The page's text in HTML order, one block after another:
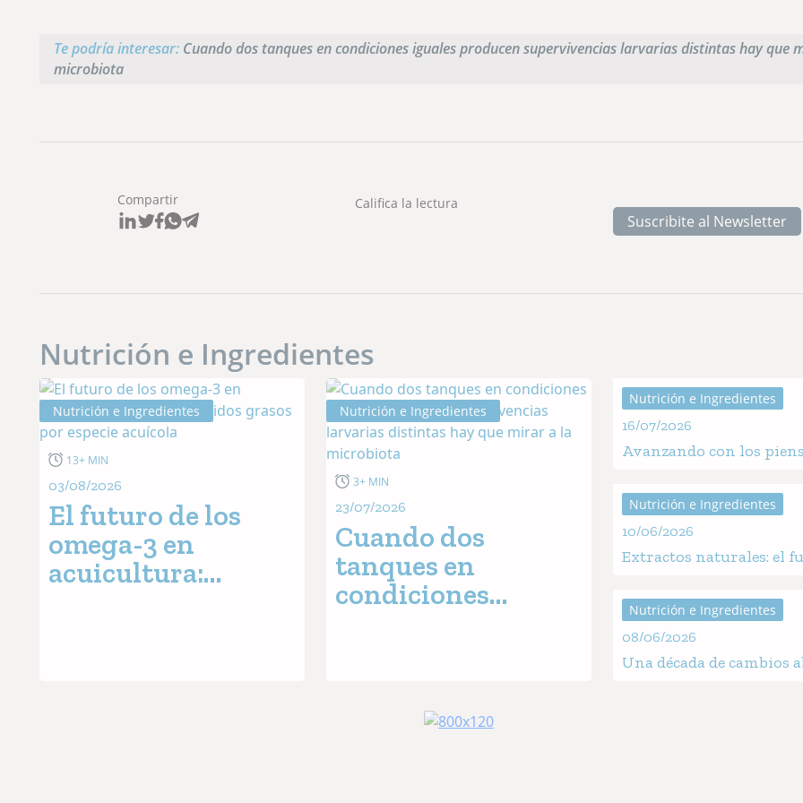
Te podría interesar: Cuando dos tanques en condiciones iguales producen supervivencias larvarias distintas hay que
microbiota
Compartir Califica la lectura
Suscribite al Newsletter
Nutrición e Ingredientes
Nutrición e Ingredientes
13+ MIN
03/08/2026
El futuro de los
omega-3 en
acuicultura:
Nutrición e Ingredientes
3+ MIN
23/07/2026
Cuando dos
tanques en
condiciones
hay que mirar a la
microbiota
Nutrición e Ingredientes
16/07/2026
Avanzando con los
de precisión
Nutrición e Ingredientes
10/06/2026
Extractos naturales: el
dorada
Nutrición e Ingredientes
08/06/2026
Una década de cambios